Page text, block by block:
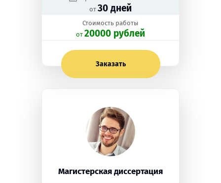
от 30 дней
Стоимость работы
oт 20000 рублей
Заказать
Магистерская диссертация